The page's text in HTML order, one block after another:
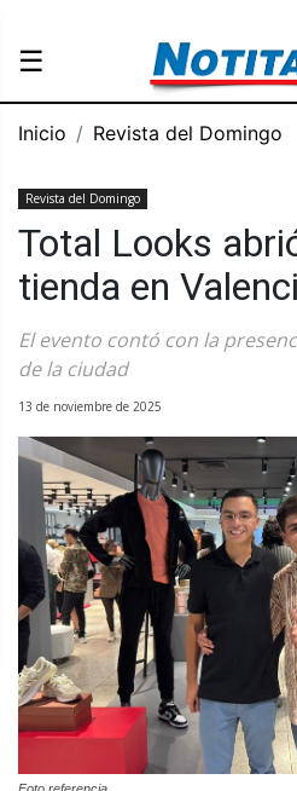
☰
Inicio Revista del Domingo
Revista del Domingo
Total Looks
tienda en
El evento contó con la
de la ciudad
13 de noviembre de 2025